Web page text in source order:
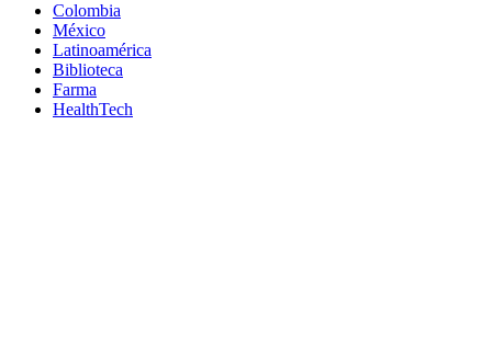
Colombia
México
Latinoamérica
Biblioteca
Farma
HealthTech